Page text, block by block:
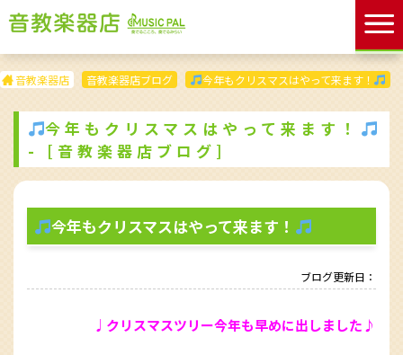
音教楽器店 音教楽器店ブログ 今年もクリスマスはやって来ます！
今年もクリスマスはやって来ます！
- [音教楽器店ブログ]
今年もクリスマスはやって来ます！
ブログ更新日：
♩クリスマスツリー今年も早めに出しました♪